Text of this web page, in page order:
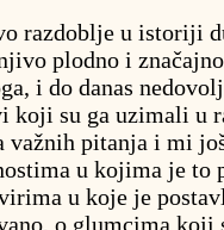
razdoblje u istoriji
plodno i
i do danas
koji su ga uzimali u
važnih pitanja i mi
u kojima je to
u koje je
o glumcima koji